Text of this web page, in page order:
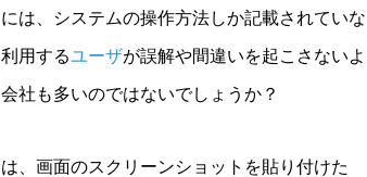
は、システムの操作方法しか記載されていな
用するユーザが誤解や間違いを起こさないよ
社も多いのではないでしょうか？
、画面のスクリーンショットを貼り付けた